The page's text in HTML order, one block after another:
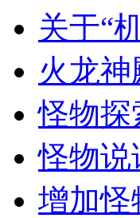
关于“
火龙
怪物探
怪物说
增加怪